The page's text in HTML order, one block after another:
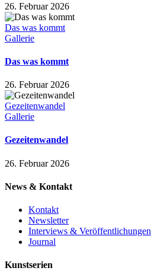
26. Februar 2026
Das was kommt
Gallerie
Das was kommt
26. Februar 2026
Gezeitenwandel
Gallerie
Gezeitenwandel
26. Februar 2026
News & Kontakt
Kontakt
Newsletter
Interviews & Veröffentlichungen
Journal
Kunstserien